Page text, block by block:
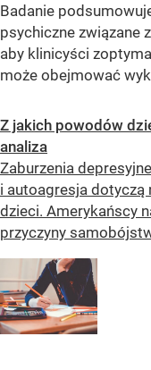
Badanie
psychiczne związane
aby klinicyści
może obejmować
Z jakich powodów
analiza
Zaburzenia
i autoagresja dotyczą
dzieci. Amerykańscy
przyczyny